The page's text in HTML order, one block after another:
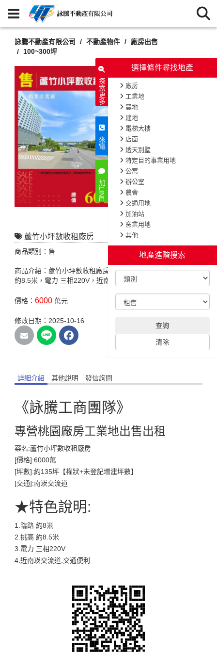
選擇條件尋找地產
廠房
工業地
農地
建地
電梯大樓
店面
透天別墅
特定目的事業用地
公寓
辦公室
農舍
交通用地
加油站
窯業用地
其他
地產進階搜索
查詢
清除
探索更多
來電
加LINE
詠騰不動產有限公司 不動產物件
廠房出售
100~300坪
蘆竹小坪數收租廠房
商品類別：售
商品介紹：蘆竹小坪數收租廠房，特色說明:臨路 約8米，挑高
約8.5米，電力 三相220V，近南崁交流道.交通便利。
價格： 6000 萬元
修改日期：2025-10-16
詳細介紹 其他說明 發信詢問
《詠騰工商團隊》
專營桃園廠房工業地出售出租
案名:蘆竹小坪數收租廠房
[價格]:6000萬
[坪數]:約135坪【權狀+未登記增建坪數】
[交通]:南崁交流道
★特色說明:
1.臨路 約8米
2.挑高 約8.5米
3.電力 三相220V
4.近南崁交流道.交通便利